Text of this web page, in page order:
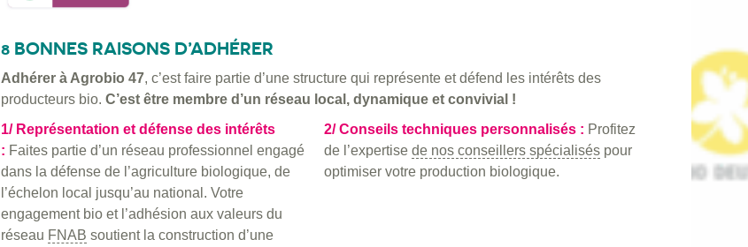
8 BONNES RAISONS D’ADHÉRER
Adhérer à Agrobio 47, c’est faire partie d’une structure qui représente et défend les intérêts des
producteurs bio. C’est être membre d’un réseau local, dynamique et convivial !
1/ Représentation et défense des intérêts
: Faites partie d’un réseau professionnel engagé
dans la défense de l’agriculture biologique, de
l’échelon local jusqu’au national. Votre
engagement bio et l’adhésion aux valeurs du
réseau FNAB soutient la construction d’une
2/ Conseils techniques personnalisés : Profitez
de l’expertise de nos conseillers spécialisés pour
optimiser votre production biologique.